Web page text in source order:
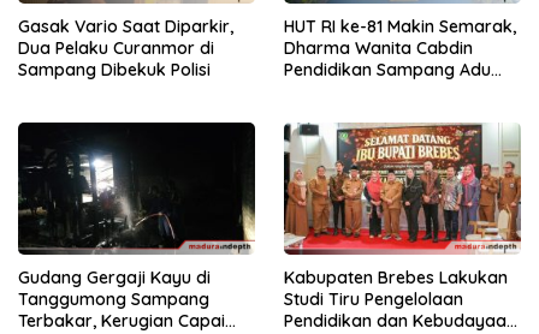
Gasak Vario Saat Diparkir,
Dua Pelaku Curanmor di
Sampang Dibekuk Polisi
HUT RI ke-81 Makin Semarak,
Dharma Wanita Cabdin
Pendidikan Sampang Adu
Gudang Gergaji Kayu di
Tanggumong Sampang
Terbakar, Kerugian Capai
Kabupaten Brebes Lakukan
Studi Tiru Pengelolaan
Pendidikan dan Kebudayaan